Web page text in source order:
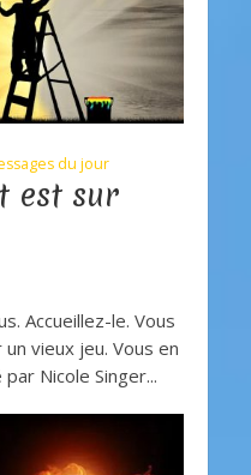
du jour
est sur
Accueillez-le. Vous
vieux jeu. Vous en
Nicole Singer...